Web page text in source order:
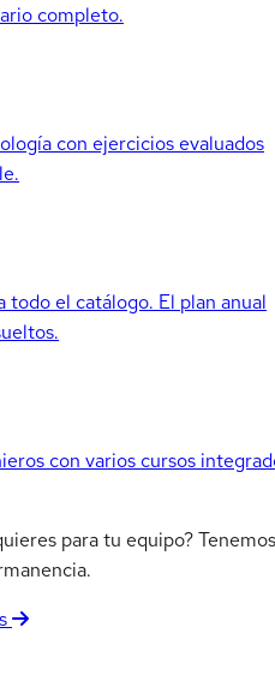
completo.
con ejercicios evaluados
todo el catálogo. El plan anual
con varios cursos
para tu equipo? Tenemos